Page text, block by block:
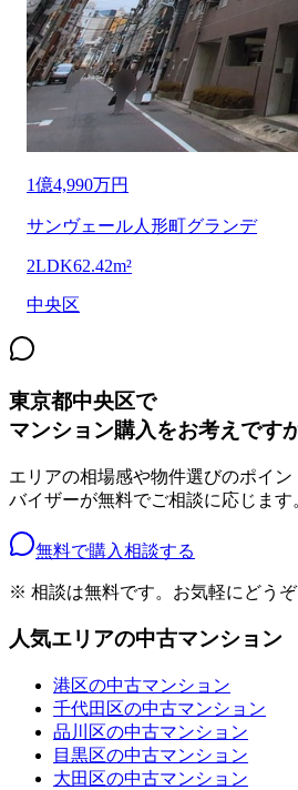
1億4,990万円
サンヴェール人形町グランデ
2LDK62.42m²
中央区
東京都中央区で
マンション購入をお考えです
エリアの相場感や物件選びのポイ
バイザーが無料でご相談に応じます
無料で購入相談する
※ 相談は無料です。お気軽にどうぞ
人気エリアの中古マンション
港区の中古マンション
千代田区の中古マンション
品川区の中古マンション
目黒区の中古マンション
大田区の中古マンション